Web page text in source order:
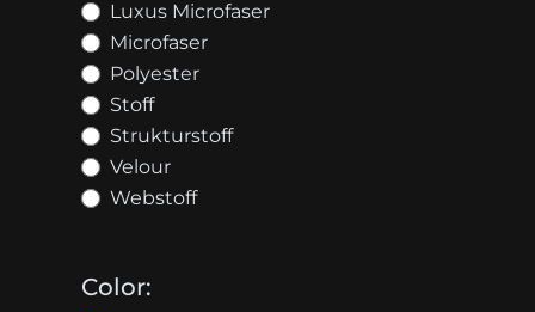
Luxus Microfaser
Microfaser
Polyester
Stoff
Strukturstoff
Velour
Webstoff
Color: